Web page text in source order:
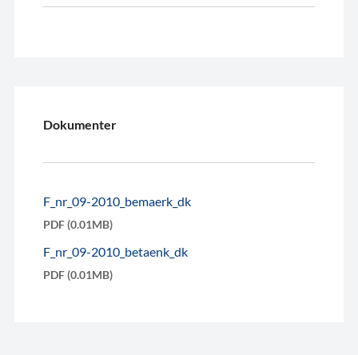
Dokumenter
F_nr_09-2010_bemaerk_dk
PDF (0.01MB)
F_nr_09-2010_betaenk_dk
PDF (0.01MB)